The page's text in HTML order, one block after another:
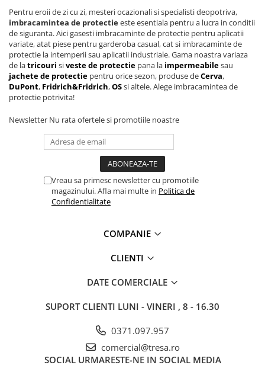
Pentru eroii de zi cu zi, mesteri ocazionali si specialisti deopotriva,
imbracamintea de protectieeste esentiala pentru a lucra in conditii
de siguranta. Aici gasesti imbracaminte de protectie pentru aplicatii
variate, atat piese pentru garderoba casual, cat si imbracaminte de
protectie la intemperii sau aplicatii industriale. Gama noastra variaza
de latricouri siveste de protectie pana la impermeabilesau
jachete de protectie pentru orice sezon, produse deCerva,
DuPont, Fridrich&Fridrich,OSsi altele. Alege imbracamintea de
protectie potrivita!
Newsletter Nu rata ofertele si promotiile noastre
Vreau sa primesc newsletter cu promotiile
magazinului. Afla mai multe in Politica de
Confidentialitate
COMPANIE
CLIENTI
DATE COMERCIALE
SUPORT CLIENTI LUNI - VINERI , 8 - 16.30
0371.097.957
comercial@tresa.ro
SOCIAL URMARESTE-NE IN SOCIAL MEDIA